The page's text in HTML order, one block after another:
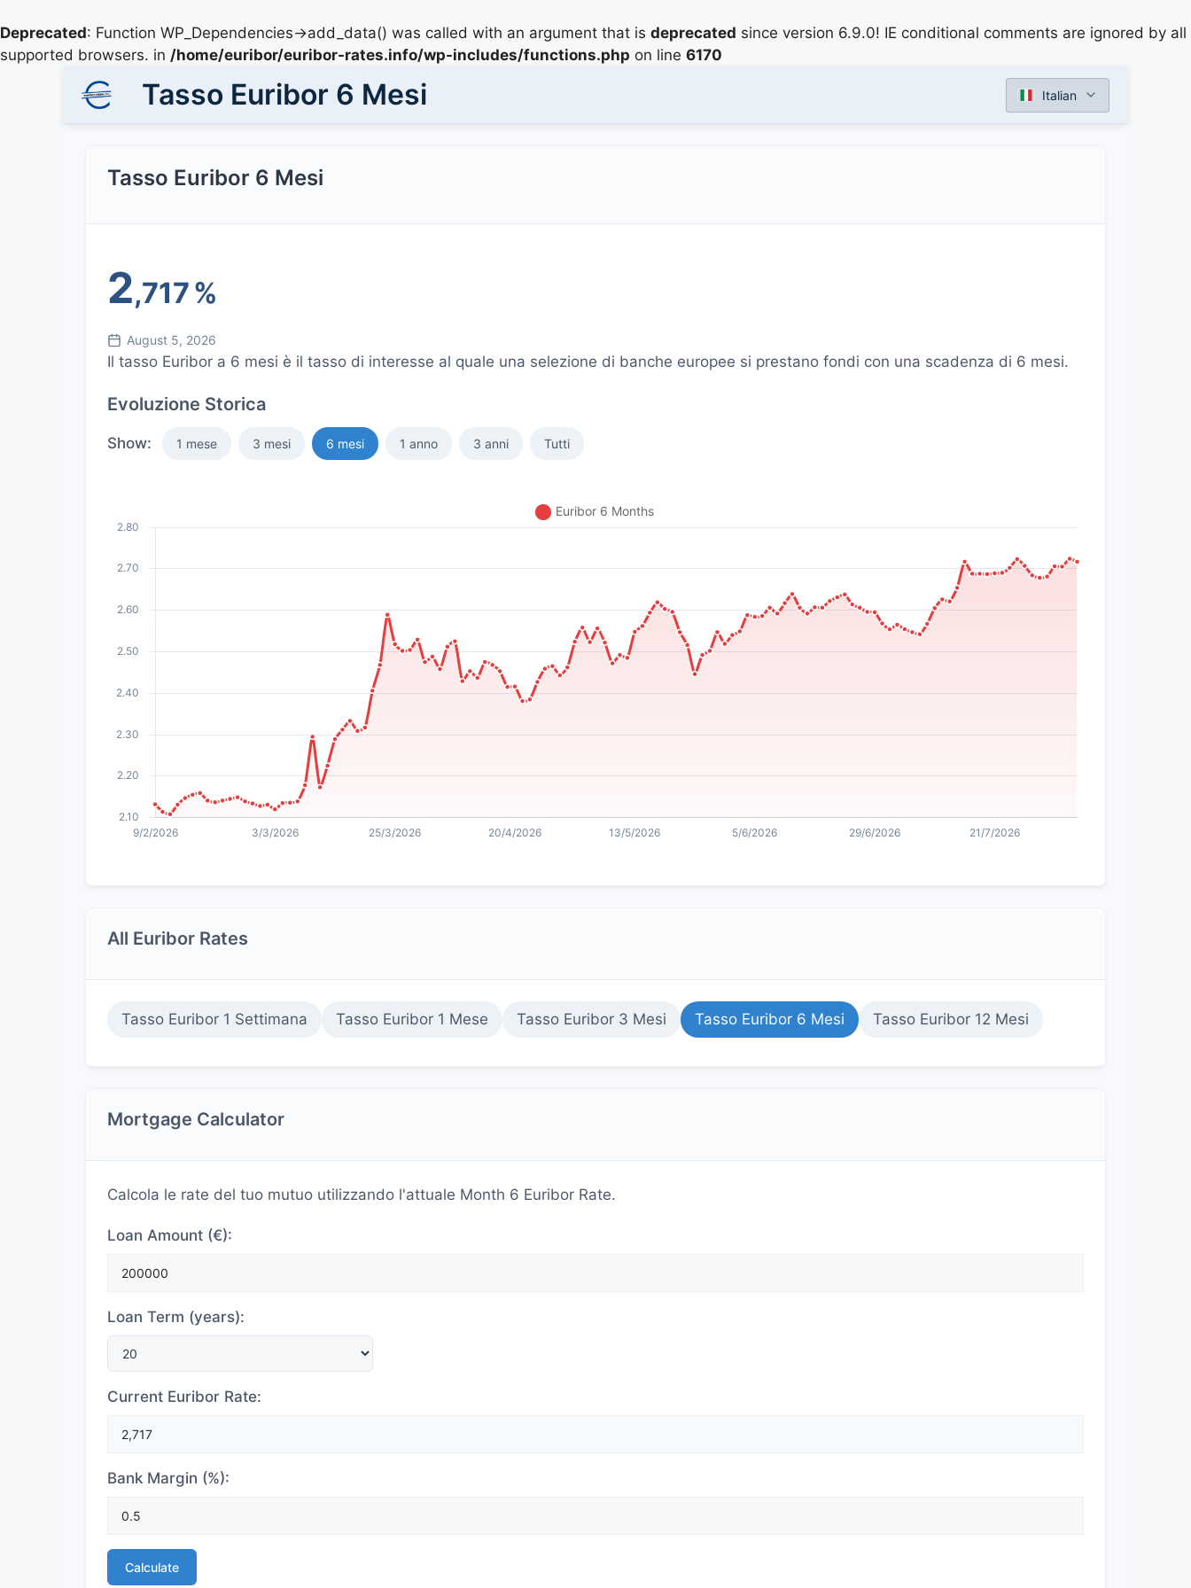
Deprecated: Function WP_Dependencies->add_data() was called with an argument that is deprecated since version 6.9.0! IE conditional comments are ignored by all
supported browsers. in /home/euribor/euribor-rates.info/wp-includes/functions.php on line 6170
Tasso Euribor 6 Mesi Italian
Tasso Euribor 6 Mesi
2,717%
August 5, 2026
Il tasso Euribor a 6 mesi è il tasso di interesse al quale una selezione di banche europee si prestano fondi con una scadenza di 6 mesi.
Evoluzione Storica
Show: 1 mese 3 mesi 6 mesi 1 anno 3 anni Tutti
All Euribor Rates
Tasso Euribor 1 Settimana Tasso Euribor 1 Mese Tasso Euribor 3 Mesi Tasso Euribor 6 Mesi Tasso Euribor 12 Mesi
Mortgage Calculator
Calcola le rate del tuo mutuo utilizzando l'attuale Month 6 Euribor Rate.
Loan Amount (€):
Loan Term (years):
Current Euribor Rate:
Bank Margin (%):
Calculate